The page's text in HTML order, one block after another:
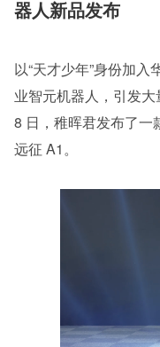
器人新品发布
以“天才少年”身份加
业智元机器人，引发
8 日，稚晖君发布了
远征 A1。